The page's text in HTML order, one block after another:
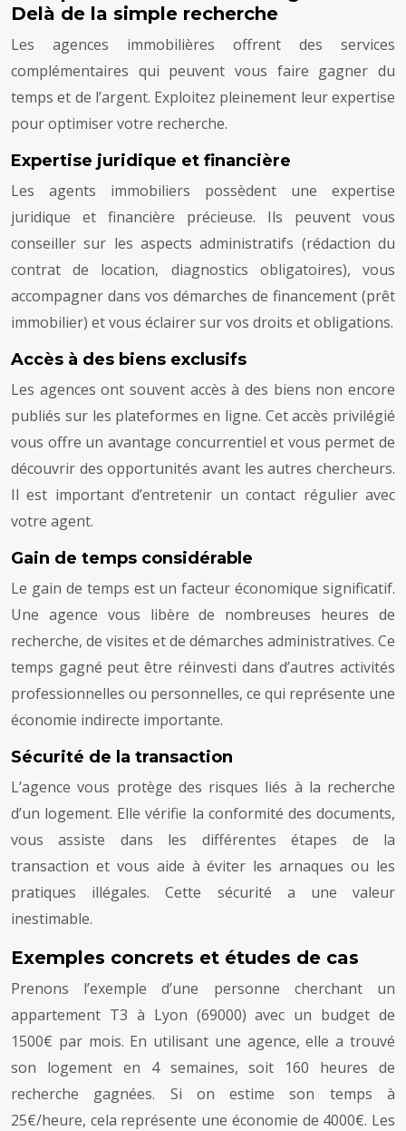
Delà de la simple recherche
Les agences immobilières offrent des services
complémentaires qui peuvent vous faire gagner du
temps et de l’argent. Exploitez pleinement leur expertise
pour optimiser votre recherche.
Expertise juridique et financière
Les agents immobiliers possèdent une expertise
juridique et financière précieuse. Ils peuvent vous
conseiller sur les aspects administratifs (rédaction du
contrat de location, diagnostics obligatoires), vous
accompagner dans vos démarches de financement (prêt
immobilier) et vous éclairer sur vos droits et obligations.
Accès à des biens exclusifs
Les agences ont souvent accès à des biens non encore
publiés sur les plateformes en ligne. Cet accès privilégié
vous offre un avantage concurrentiel et vous permet de
découvrir des opportunités avant les autres chercheurs.
Il est important d’entretenir un contact régulier avec
votre agent.
Gain de temps considérable
Le gain de temps est un facteur économique significatif.
Une agence vous libère de nombreuses heures de
recherche, de visites et de démarches administratives. Ce
temps gagné peut être réinvesti dans d’autres activités
professionnelles ou personnelles, ce qui représente une
économie indirecte importante.
Sécurité de la transaction
L’agence vous protège des risques liés à la recherche
d’un logement. Elle vérifie la conformité des documents,
vous assiste dans les différentes étapes de la
transaction et vous aide à éviter les arnaques ou les
pratiques illégales. Cette sécurité a une valeur
inestimable.
Exemples concrets et études de cas
Prenons l’exemple d’une personne cherchant un
appartement T3 à Lyon (69000) avec un budget de
1500€ par mois. En utilisant une agence, elle a trouvé
son logement en 4 semaines, soit 160 heures de
recherche gagnées. Si on estime son temps à
25€/heure, cela représente une économie de 4000€. Les